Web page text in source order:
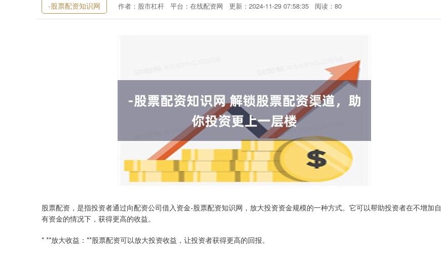
-股票配资知识网 作者：股市杠杆 平台：在线配资网 更新：2024-11-29 07:58:35 阅读：80
股票配资，是指投资者通过向配资公司借入资金-股票配资知识网，放大投资资金规模的一种方式。它可以帮助投资者在不增加自
有资金的情况下，获得更高的收益。
* **放大收益：**股票配资可以放大投资收益，让投资者获得更高的回报。